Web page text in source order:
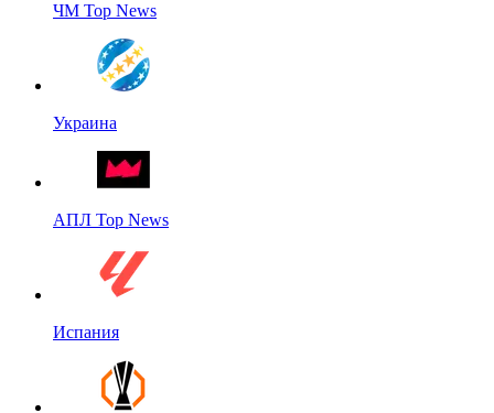
ЧМ Top News
Украина
АПЛ Top News
Испания